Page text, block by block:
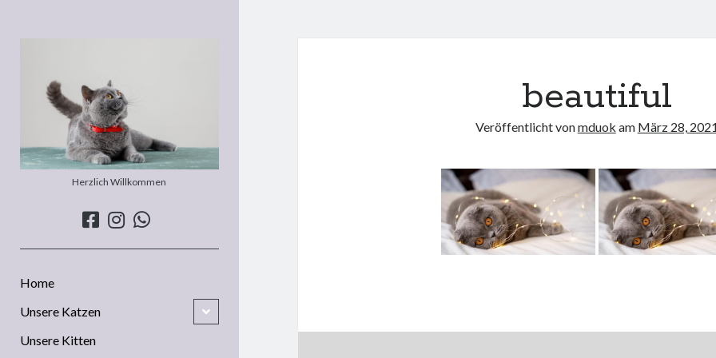
Herzlich Willkommen
facebook
instagram
whatsapp
Home
Unsere Katzen
open
child
Unsere Kitten
beautiful
Veröffentlicht vonmduok am März 28,